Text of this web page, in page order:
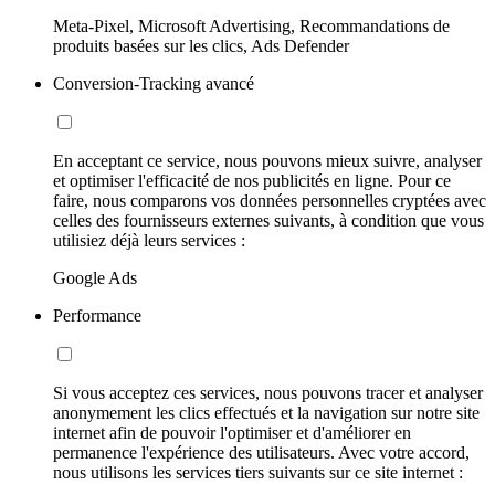
Meta-Pixel, Microsoft Advertising, Recommandations de
produits basées sur les clics, Ads Defender
Conversion-Tracking avancé
En acceptant ce service, nous pouvons mieux suivre, analyser
et optimiser l'efficacité de nos publicités en ligne. Pour ce
faire, nous comparons vos données personnelles cryptées avec
celles des fournisseurs externes suivants, à condition que vous
utilisiez déjà leurs services :
Google Ads
Performance
Si vous acceptez ces services, nous pouvons tracer et analyser
anonymement les clics effectués et la navigation sur notre site
internet afin de pouvoir l'optimiser et d'améliorer en
permanence l'expérience des utilisateurs. Avec votre accord,
nous utilisons les services tiers suivants sur ce site internet :